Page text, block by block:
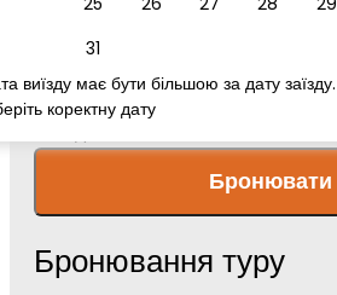
31
виїзду має бути більшою за дату заїзду.
коректну дату
Бронювати
Бронювання туру